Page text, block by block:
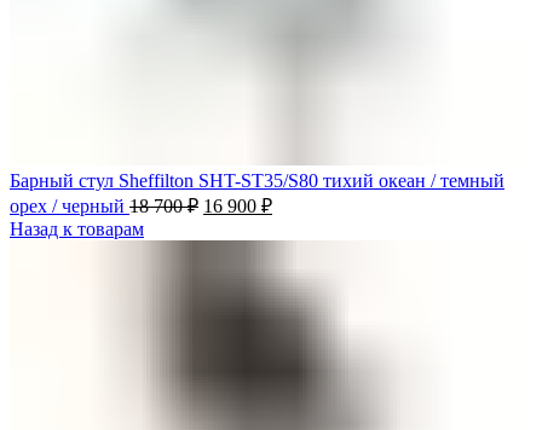
Барный стул Sheffilton SHT-ST35/S80 тихий океан / темный
орех / черный 18 700₽ 16 900 ₽
Назад к товарам